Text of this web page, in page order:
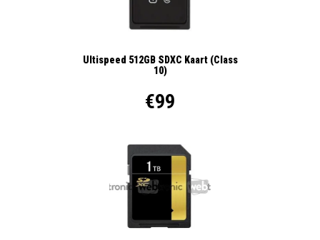
Ultispeed 512GB SDXC Kaart (Class
10)
€99